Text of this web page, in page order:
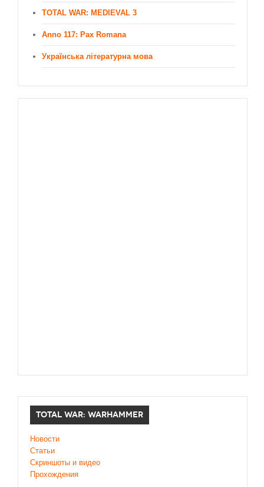
TOTAL WAR: MEDIEVAL 3
Anno 117: Pax Romana
Українська літературна мова
TOTAL WAR: WARHAMMER
Новости
Статьи
Скриншоты и видео
Прохождения